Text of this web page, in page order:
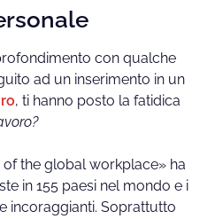
con qualche
ad un inserimento in un
, ti hanno posto la fatidica
of the global workplace» ha
in 155 paesi nel mondo e i
incoraggianti. Soprattutto